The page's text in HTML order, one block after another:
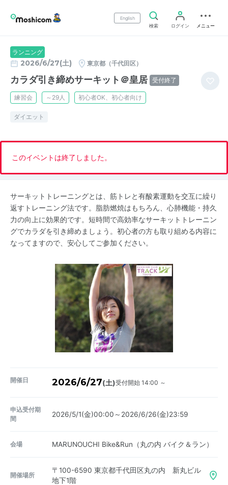
English
検索
ログイン メニュー
ランニング
2026/6/27(土) 東京都（千代田区）
カラダ引き締めサーキット＠皇居 受付終了
練習会 ～29人 初心者OK、初心者向け
ダイエット
このイベントは終了しました。
サーキットトレーニングとは、筋トレと有酸素運動を交互に繰り
返すトレーニング法です。脂肪燃焼はもちろん、心肺機能・持久
力の向上に効果的です。短時間で高効率なサーキットトレーニン
グでカラダを引き締めましょう。初心者の方も取り組める内容に
なってますので、安心してご参加ください。
開催日 2026/6/27(土)受付開始 14:00 ～
申込受付期
間
2026/5/1(金)00:00～2026/6/26(金)23:59
会場 MARUNOUCHI Bike&Run（丸の内 バイク＆ラン）
開催場所
〒100-6590 東京都千代田区丸の内 新丸ビル
地下1階